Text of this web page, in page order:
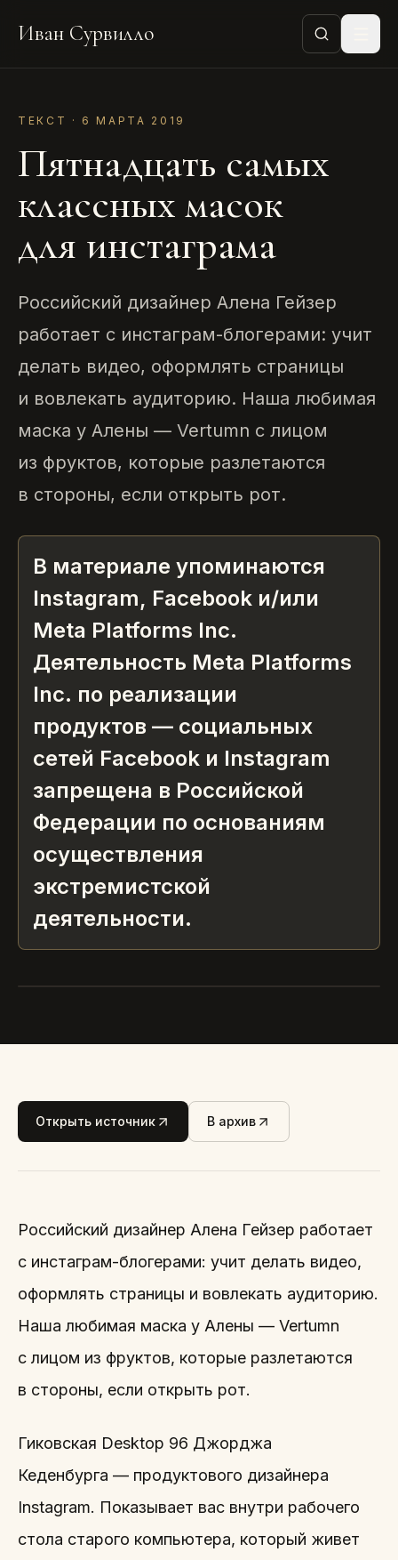
Иван Сурвилло
ТЕКСТ · 6 МАРТА 2019
Пятнадцать самых
классных масок
для инстаграма
Российский дизайнер Алена Гейзер
работает с инстаграм-блогерами: учит
делать видео, оформлять страницы
и вовлекать аудиторию. Наша любимая
маска у Алены — Vertumn с лицом
из фруктов, которые разлетаются
в стороны, если открыть рот.
В материале упоминаются
Instagram, Facebook и/или
Meta Platforms Inc.
Деятельность Meta Platforms
Inc. по реализации
продуктов — социальных
сетей Facebook и Instagram
запрещена в Российской
Федерации по основаниям
осуществления
экстремистской
деятельности.
Открыть источник В архив
Российский дизайнер Алена Гейзер работает
с инстаграм-блогерами: учит делать видео,
оформлять страницы и вовлекать аудиторию.
Наша любимая маска у Алены — Vertumn
с лицом из фруктов, которые разлетаются
в стороны, если открыть рот.
Гиковская Desktop 96 Джорджа
Кеденбурга — продуктового дизайнера
Instagram. Показывает вас внутри рабочего
стола старого компьютера, который живет